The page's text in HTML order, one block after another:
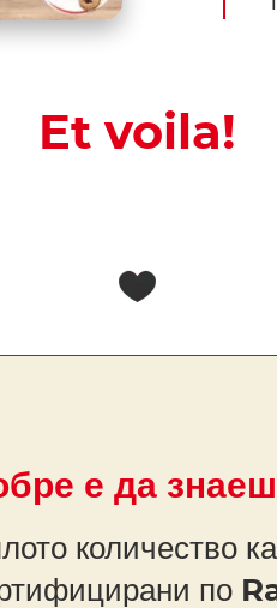
Et voila!
е да знаеш
количество
по